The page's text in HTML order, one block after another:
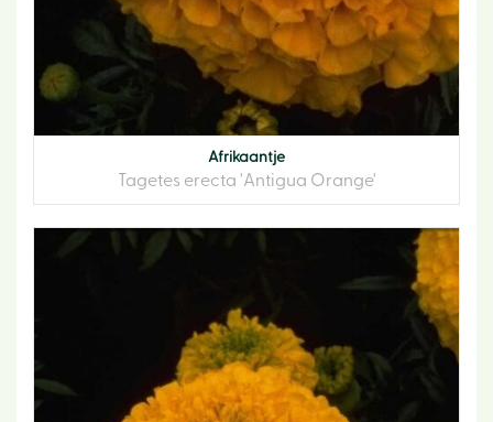
Afrikaantje
Tagetes erecta 'Antigua Orange'